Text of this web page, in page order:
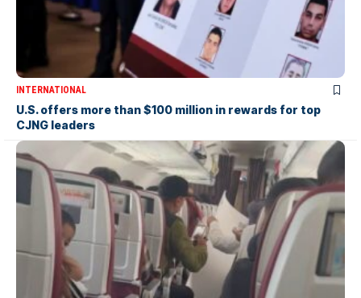
INTERNATIONAL
U.S. offers more than $100 million in rewards for top
CJNG leaders